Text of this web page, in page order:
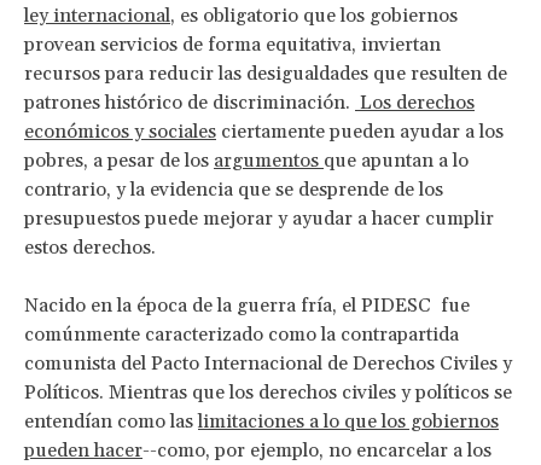
ley internacional, es obligatorio que los gobiernos
provean servicios de forma equitativa, inviertan
recursos para reducir las desigualdades que resulten de
patrones histórico de discriminación. Los derechos
económicos y sociales ciertamente pueden ayudar a los
pobres, a pesar de los argumentos que apuntan a lo
contrario, y la evidencia que se desprende de los
presupuestos puede mejorar y ayudar a hacer cumplir
estos derechos.
Nacido en la época de la guerra fría, el PIDESC fue
comúnmente caracterizado como la contrapartida
comunista del Pacto Internacional de Derechos Civiles y
Políticos. Mientras que los derechos civiles y políticos se
entendían como laslimitaciones a lo que los gobiernos
pueden hacer--como, por ejemplo, no encarcelar a los